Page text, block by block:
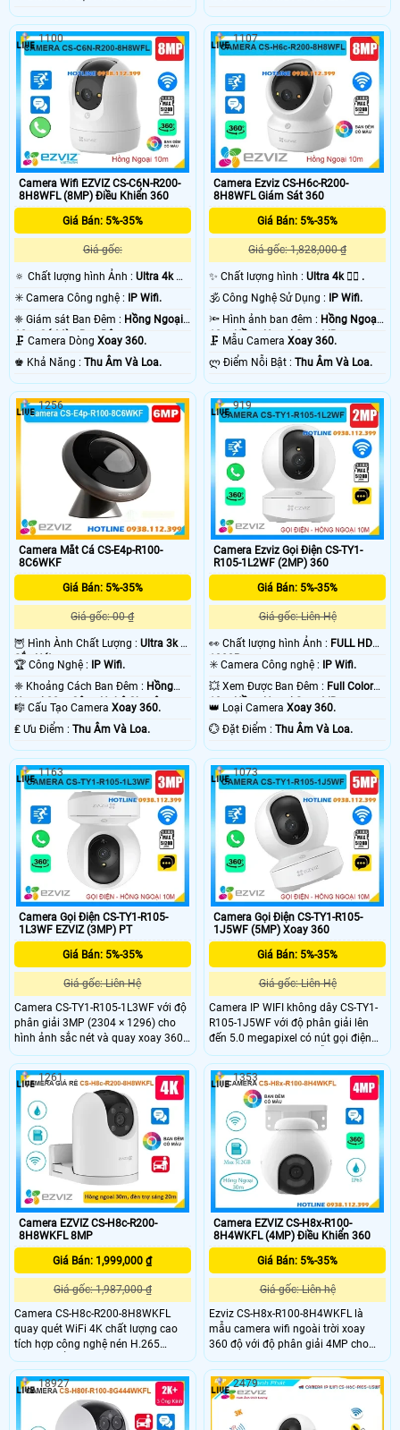
Camera Wifi EZVIZ CS-C6N-R200-
8H8WFL (8MP) Điều Khiển 360
Giá Bán: 5%-35%
Giá gốc:
🔅 Chất lượng hình Ảnh : Ultra 4k 👍🏾
.
✳️ Camera Công nghệ : IP Wifi.
❈ Giám sát Ban Đêm : Hồng Ngoại
10m Có Màu Ban Ðêm.
🗜️ Camera Dòng Xoay 360.
️♚ Khả Năng : Thu Âm Và Loa.
1100
Camera Ezviz CS-H6c-R200-
8H8WFL Giám Sát 360
Giá Bán: 5%-35%
Giá gốc: 1,828,000 ₫
✨ Chất lượng hình :Ultra 4k 👍🏾 .
🕉️ Công Nghệ Sử Dụng : IP Wifi.
🔦 Hình ảnh ban đêm : Hồng Ngoại
10m Hồng Ngoại Smart IR.
🗜️ Mẫu CameraXoay 360.
️ლ Điểm Nỗi Bật :Thu Âm Và Loa.
1107
Camera Mắt Cá CS-E4p-R100-
8C6WKF
Giá Bán: 5%-35%
Giá gốc: 00 ₫
🦉 Hình Ành Chất Lượng : Ultra 3k +
Sắc Nét .
🏆 Công Nghệ :
IP Wifi.
❈ Khoảng Cách Ban Đêm : Hồng
Ngoại 20m Công Nghệ Chuyên
🎼️ Cấu Tạo Camera Xoay 360.
️₤ Ưu Điểm : Thu Âm Và Loa.
1256
Camera Ezviz Gọi Điện CS-TY1-
R105-1L2WF (2MP) 360
Giá Bán: 5%-35%
Giá gốc: Liên Hệ
️👀 Chất lượng hình Ảnh : FULL HD
1080P .
✳️ Camera Công nghệ :
IP Wifi.
💥 Xem Được Ban Đêm : Full Color
10m Hồng Ngoại Smart IR.
👑 Loại CameraXoay 360.
️💮 Đặt Điểm :Thu Âm Và Loa.
919
Camera Gọi Điện CS-TY1-R105-
1L3WF EZVIZ (3MP) PT
Giá Bán: 5%-35%
Giá gốc: Liên Hệ
Camera CS-TY1-R105-1L3WF với độ
phân giải 3MP (2304 × 1296) cho
hình ảnh sắc nét và quay xoay 360
độ, bao quát toàn bộ không gian.
Công nghệ nén H.265 giúp tiết kiệm
băng thông, tích hợp AI phát hiện và
theo dõi chuyển động thông minh.
Ngoài ra, camera hỗ trợ thẻ nhớ lên
đến 512GB, đàm thoại hai chiều với
micro và loa tích hợp, cùng hồng
ngoại 10m giúp quan sát rõ ràng cả
trong đêm.
1163
Camera Gọi Điện CS-TY1-R105-
1J5WF (5MP) Xoay 360
Giá Bán: 5%-35%
Giá gốc: Liên Hệ
Camera IP WIFI không dây CS-TY1-
R105-1J5WF với độ phân giải lên
đến 5.0 megapixel có nút gọi điện
thoại chỉ cần 1 chạm dễ dàng giám
sát trên điện thoại hồng ngoại tầm
nhìn xa 10m. Camera được thiết kế
mỹ thuật cao và bắt mắt, camera có
khả năng xoay 360 độ tích họp mic
và loa đàm thoại 2 chiều, phát hiện
và theo dõi chuyển động thông
minh camera cho hình ảnh sắc nét
giá rẻ.
1073
Camera EZVIZ CS-H8c-R200-
8H8WKFL 8MP
Giá Bán: 1,999,000 ₫
Giá gốc: 1,987,000 ₫
Camera CS-H8c-R200-8H8WKFL
quay quét WiFi 4K chất lượng cao
tích hợp công nghệ nén H.265
camera nổi bật với khả năng phát
hiện người, phương tiện, theo dõi
chuyển động thông minh và cảnh
báo hiệu quả bằng còi, đèn chớp.
Với hồng ngoại 30m, đèn trợ sáng
1261
Camera EZVIZ CS-H8x-R100-
8H4WKFL (4MP) Điều Khiển 360
Giá Bán: 5%-35%
Giá gốc: Liên hệ
Ezviz CS-H8x-R100-8H4WKFL là
mẫu camera wifi ngoài trời xoay
360 độ với độ phân giải 4MP cho
chất lượng hình ảnh sắc nét.
Camera hỗ trợ các tính năng nổi bật
như phát hiện người và phương tiện
công nghệ AI độ chính xác cao, thu
phóng tự động theo dõi chuyển
1353
18927 2479